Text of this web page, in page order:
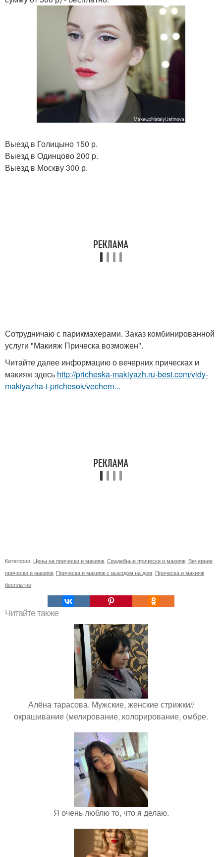
Выезд в Голицыно 150 р.
Выезд в Одинцово 200 р.
Выезд в Москву 300 р.
Сотрудничаю с парикмахерами. Заказ комбинированной
услуги "Макияж Прическа возможен".
Читайте далее информацию о вечерних прическах и
макияж здесь http://pricheska-makiyazh.ru-best.com/vidy-
makiyazha-i-prichesok/vechern...
Категории: Цены на прически и макияж Свадебные прически и макияж Вечерние
прически и макияж Прическа и макияж с выездом на дом Прическа и макияж
бесплатно
Читайте также
Алёна тарасова. Мужские, женские стрижки//
окрашивание (мелирование, колорирование, омбре.
Я очень люблю то, что я делаю.